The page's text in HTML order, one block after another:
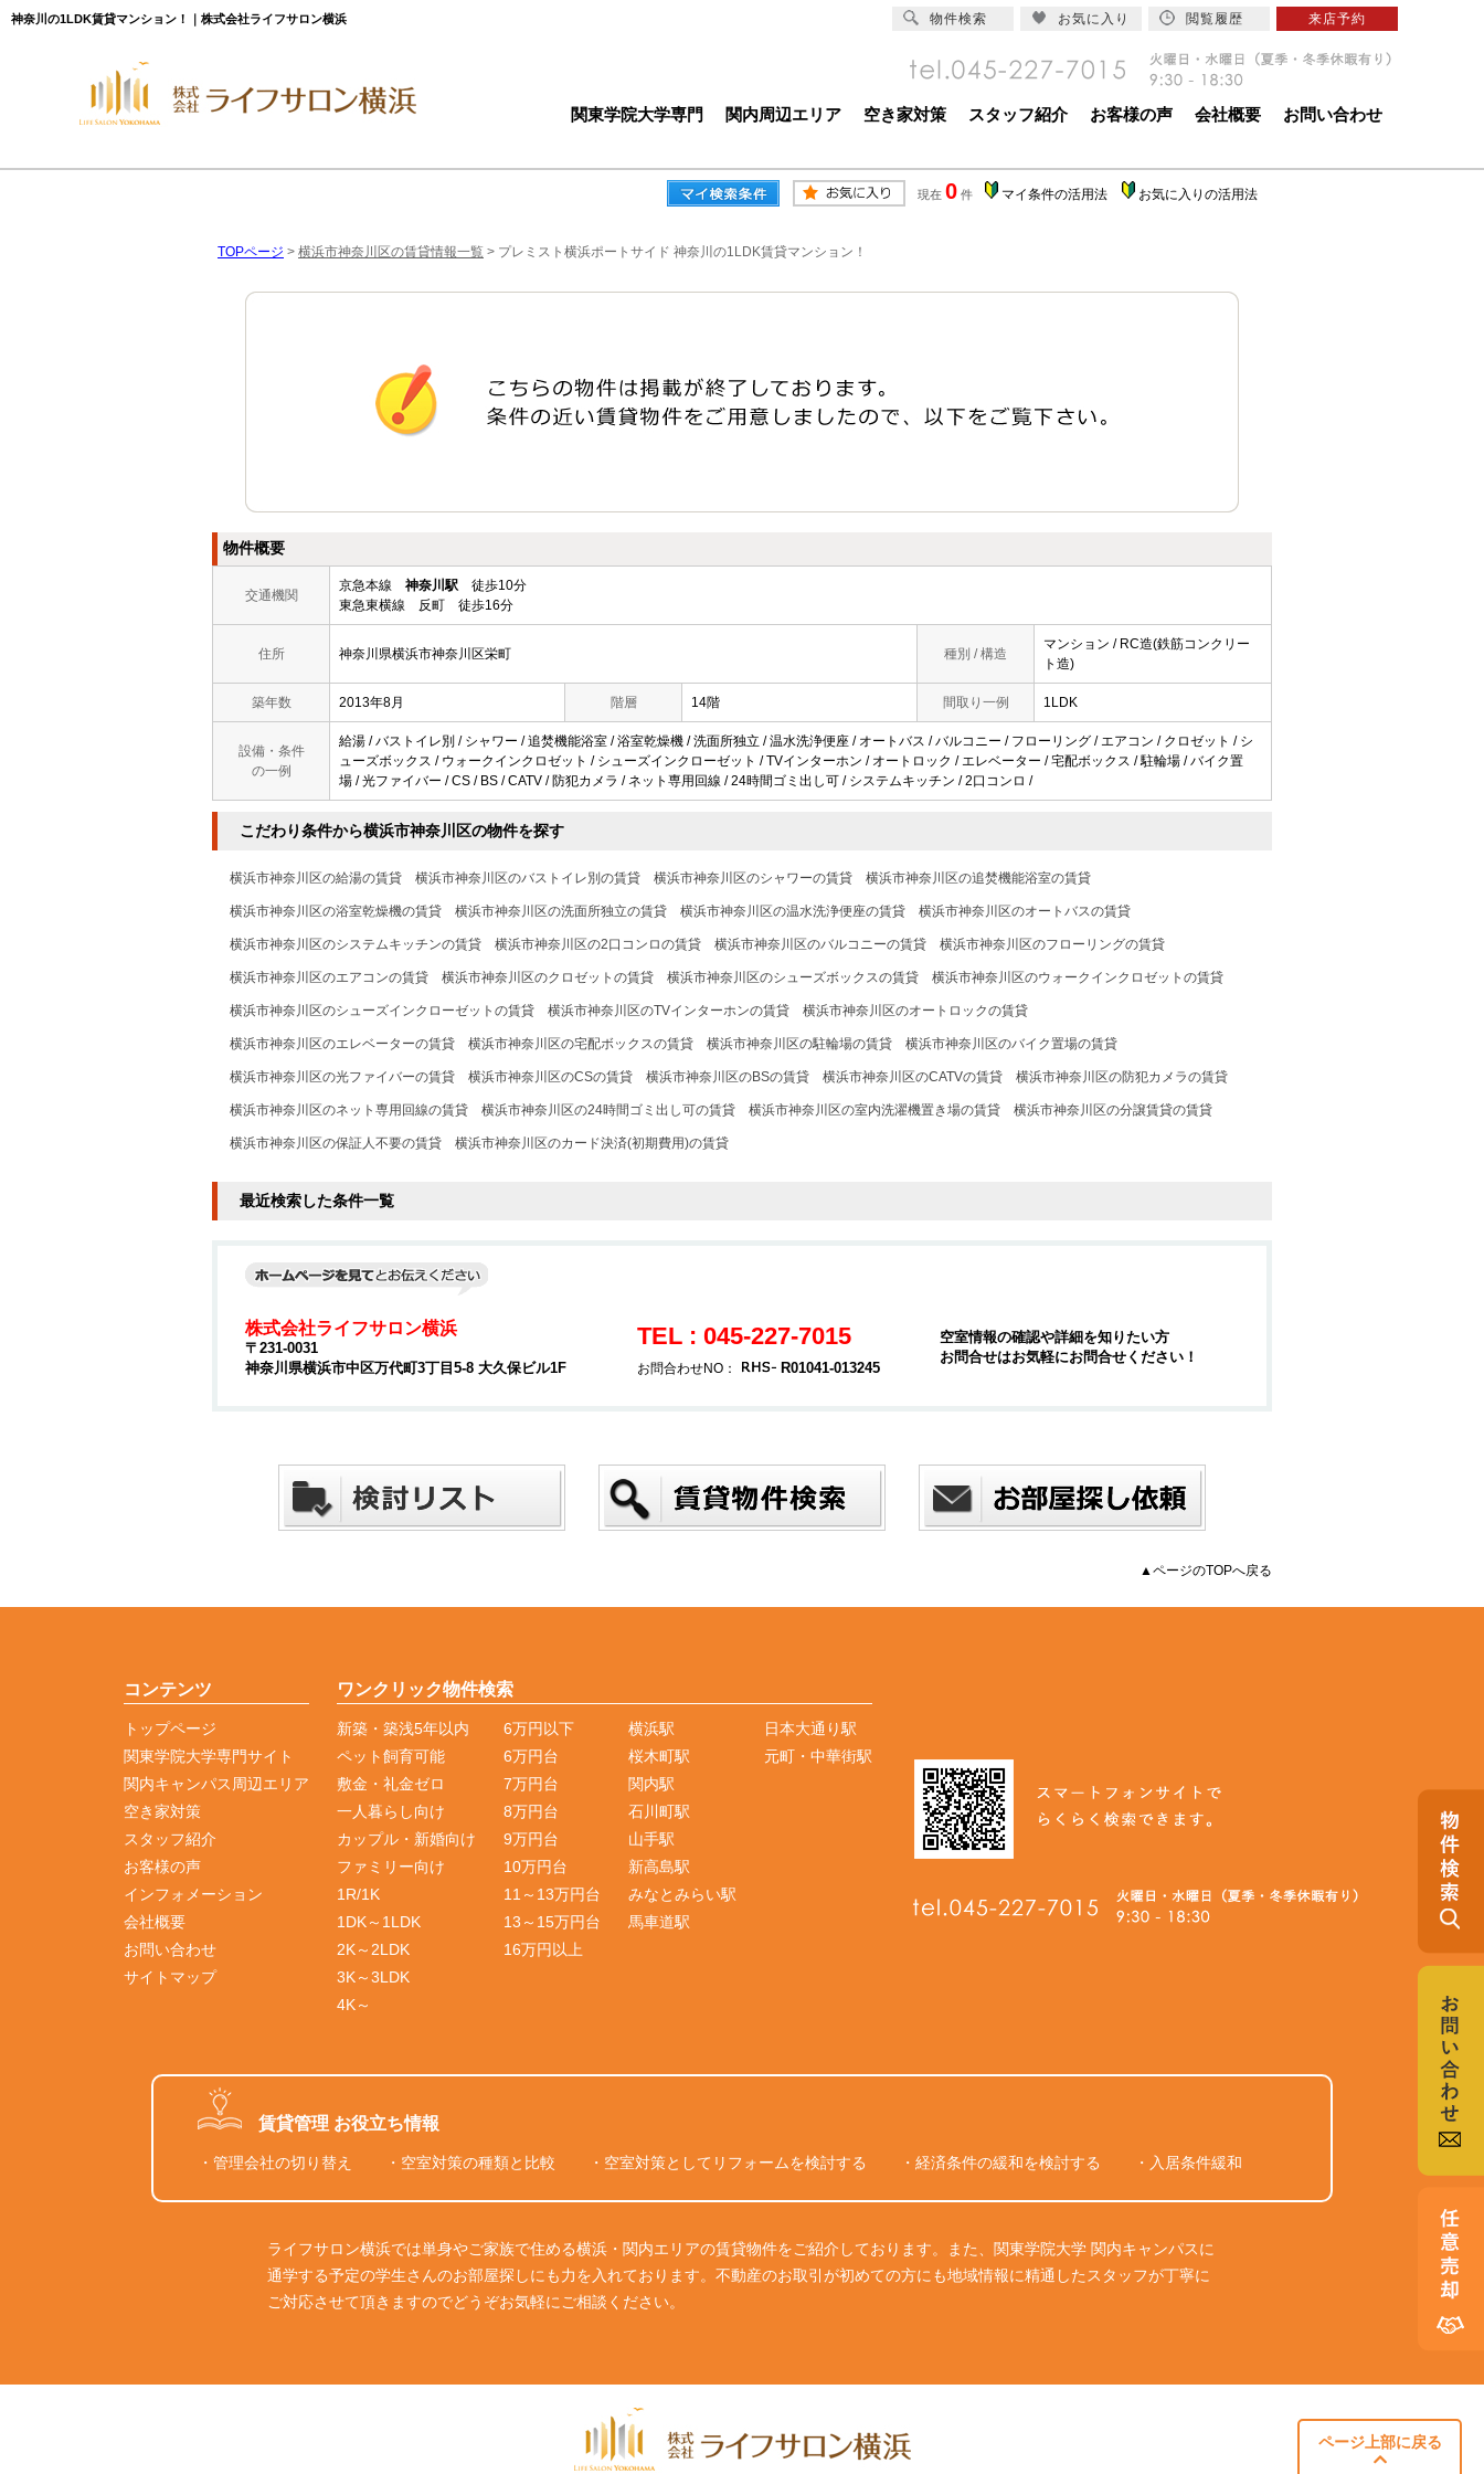
神奈川の1LDK賃貸マンション！｜株式会社ライフサロン横浜
関東学院大学専門 関内周辺エリア 空き家対策 スタッフ紹介 お客様の声 会社概要 お問い合わせ
現在 0 件 マイ条件の活用法 お気に入りの活用法
TOPページ > 横浜市神奈川区の賃貸情報一覧 > プレミスト横浜ポートサイド 神奈川の1LDK賃貸マンション！
物件概要
交通機関
京急本線 神奈川駅 徒歩10分
東急東横線 反町 徒歩16分
住所 神奈川県横浜市神奈川区栄町 種別 / 構造
マンション / RC造(鉄筋コンクリー
ト造)
築年数 2013年8月 階層 14階 間取り一例 1LDK
設備・条件
の一例
給湯 / バストイレ別 / シャワー / 追焚機能浴室 / 浴室乾燥機 / 洗面所独立 / 温水洗浄便座 / オートバス / バルコニー / フローリング / エアコン / クロゼット / シ
ューズボックス / ウォークインクロゼット / シューズインクローゼット / TVインターホン / オートロック / エレベーター / 宅配ボックス / 駐輪場 / バイク置
場 / 光ファイバー / CS / BS / CATV / 防犯カメラ / ネット専用回線 / 24時間ゴミ出し可 / システムキッチン / 2口コンロ /
こだわり条件から横浜市神奈川区の物件を探す
横浜市神奈川区の給湯の賃貸 横浜市神奈川区のバストイレ別の賃貸 横浜市神奈川区のシャワーの賃貸 横浜市神奈川区の追焚機能浴室の賃貸
横浜市神奈川区の浴室乾燥機の賃貸 横浜市神奈川区の洗面所独立の賃貸 横浜市神奈川区の温水洗浄便座の賃貸 横浜市神奈川区のオートバスの賃貸
横浜市神奈川区のシステムキッチンの賃貸 横浜市神奈川区の2口コンロの賃貸 横浜市神奈川区のバルコニーの賃貸 横浜市神奈川区のフローリングの賃貸
横浜市神奈川区のエアコンの賃貸 横浜市神奈川区のクロゼットの賃貸 横浜市神奈川区のシューズボックスの賃貸 横浜市神奈川区のウォークインクロゼットの賃貸
横浜市神奈川区のシューズインクローゼットの賃貸 横浜市神奈川区のTVインターホンの賃貸 横浜市神奈川区のオートロックの賃貸
横浜市神奈川区のエレベーターの賃貸 横浜市神奈川区の宅配ボックスの賃貸 横浜市神奈川区の駐輪場の賃貸 横浜市神奈川区のバイク置場の賃貸
横浜市神奈川区の光ファイバーの賃貸 横浜市神奈川区のCSの賃貸 横浜市神奈川区のBSの賃貸 横浜市神奈川区のCATVの賃貸 横浜市神奈川区の防犯カメラの賃貸
横浜市神奈川区のネット専用回線の賃貸 横浜市神奈川区の24時間ゴミ出し可の賃貸 横浜市神奈川区の室内洗濯機置き場の賃貸 横浜市神奈川区の分譲賃貸の賃貸
横浜市神奈川区の保証人不要の賃貸 横浜市神奈川区のカード決済(初期費用)の賃貸
最近検索した条件一覧
株式会社ライフサロン横浜
〒231-0031
神奈川県横浜市中区万代町3丁目5-8 大久保ビル1F
TEL : 045-227-7015
お問合わせNO： R01041-013245
空室情報の確認や詳細を知りたい方
お問合せはお気軽にお問合せください！
▲ページのTOPへ戻る
ページ上部に戻る
コンテンツ
トップページ
関東学院大学専門サイト
関内キャンパス周辺エリア
空き家対策
スタッフ紹介
お客様の声
インフォメーション
会社概要
お問い合わせ
サイトマップ
ワンクリック物件検索
新築・築浅5年以内
ペット飼育可能
敷金・礼金ゼロ
一人暮らし向け
カップル・新婚向け
ファミリー向け
1R/1K
1DK～1LDK
2K～2LDK
3K～3LDK
4K～
6万円以下
6万円台
7万円台
8万円台
9万円台
10万円台
11～13万円台
13～15万円台
16万円以上
横浜駅
桜木町駅
関内駅
石川町駅
山手駅
新高島駅
みなとみらい駅
馬車道駅
日本大通り駅
元町・中華街駅
賃貸管理 お役立ち情報
・管理会社の切り替え ・空室対策の種類と比較 ・空室対策としてリフォームを検討する ・経済条件の緩和を検討する ・入居条件緩和
ライフサロン横浜では単身やご家族で住める横浜・関内エリアの賃貸物件をご紹介しております。また、関東学院大学 関内キャンパスに
通学する予定の学生さんのお部屋探しにも力を入れております。不動産のお取引が初めての方にも地域情報に精通したスタッフが丁寧に
ご対応させて頂きますのでどうぞお気軽にご相談ください。
物件検索 お気に入り 閲覧履歴 来店予約